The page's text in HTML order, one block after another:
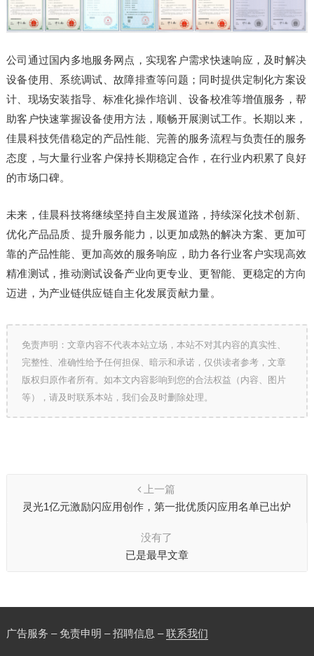
公司通过国内多地服务网点，实现客户需求快速响应，及时解决
设备使用、系统调试、故障排查等问题；同时提供定制化方案设
计、现场安装指导、标准化操作培训、设备校准等增值服务，帮
助客户快速掌握设备使用方法，顺畅开展测试工作。长期以来，
佳晨科技凭借稳定的产品性能、完善的服务流程与负责任的服务
态度，与大量行业客户保持长期稳定合作，在行业内积累了良好
的市场口碑。
未来，佳晨科技将继续坚持自主发展道路，持续深化技术创新、
优化产品品质、提升服务能力，以更加成熟的解决方案、更加可
靠的产品性能、更加高效的服务响应，助力各行业客户实现高效
精准测试，推动测试设备产业向更专业、更智能、更稳定的方向
迈进，为产业链供应链自主化发展贡献力量。
免责声明：文章内容不代表本站立场，本站不对其内容的真实性、
完整性、准确性给予任何担保、暗示和承诺，仅供读者参考，文章
版权归原作者所有。如本文内容影响到您的合法权益（内容、图片
等），请及时联系本站，我们会及时删除处理。
上一篇
灵光1亿元激励闪应用创作，第一批优质闪应用名单已出炉
没有了
已是最早文章
广告服务 – 免责申明 – 招聘信息 –联系我们